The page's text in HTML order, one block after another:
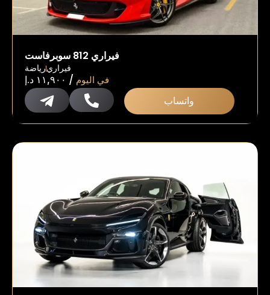
فيراري 812 سوبرفاست
رياضةفيراري
١١,٩٠٠ د.إ / في اليوم
واتساب